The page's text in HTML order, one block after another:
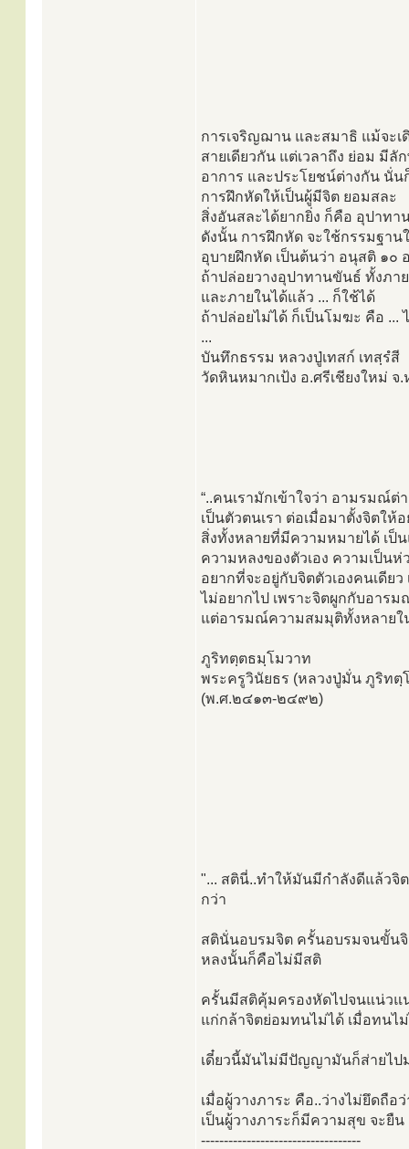
การเจริญฌาน และสมาธิ แม้จะเ
สายเดียวกัน แต่เวลาถึง ย่อม มีลั
อาการ และประโยชน์ต่างกัน นั่น
การฝึกหัดให้เป็นผู้มีจิต ยอมสละ
สิ่งอันสละได้ยากยิ่ง ก็คือ อุปาทา
ดังนั้น การฝึกหัด จะใช้กรรมฐาน
อุบายฝึกหัด เป็นต้นว่า อนุสติ ๑๐
ถ้าปล่อยวางอุปาทานขันธ์ ทั้งภา
และภายในได้แล้ว ... ก็ใช้ได้
ถ้าปล่อยไม่ได้ ก็เป็นโมฆะ คือ ...
...
บันทึกธรรม หลวงปู่เทสก์ เทสฺรํสี
วัดหินหมากเป้ง อ.ศรีเชียงใหม่ จ
“..คนเรามักเข้าใจว่า อามรมณ์
เป็นตัวตนเรา ต่อเมื่อมาตั้งจิตใ
สิ่งทั้งหลายที่มีความหมายได้ เป็
ความหลงของตัวเอง ความเป็น
อยากที่จะอยู่กับจิตตัวเองคนเดีย
ไม่อยากไป เพราะจิตผูกกับอารม
แต่อารมณ์ความสมมุติทั้งหลายใน
ภูริทตฺตธมฺโมวาท
พระครูวินัยธร (หลวงปู่มั่น ภูริทตฺ
(พ.ศ.๒๔๑๓-๒๔๙๒)
"... สตินี่..ทำให้มันมีกำลังดีแล้วจิ
กว่า
สตินั่นอบรมจิต ครั้นอบรมจนขั้นจิ
หลงนั้นก็คือไม่มีสติ
ครั้นมีสติคุ้มครองหัดไปจนแน่วแ
แก่กล้าจิตย่อมทนไม่ได้ เมื่อทนไ
เดี๋ยวนี้มันไม่มีปัญญามันก็ส่ายไป
เมื่อผู้วางภาระ คือ..ว่างไม่ยึดถื
เป็นผู้วางภาระก็มีความสุข จะยื
-----------------------------------